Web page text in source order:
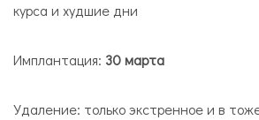
курса и худшие дни
Имплантация: 30 марта
Удаление: только экстренное и в